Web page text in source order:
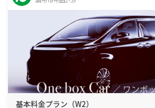
基本料金プラン（W2）